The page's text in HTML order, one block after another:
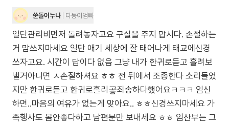
쑨돌이누나 다둥이엄빠
일단관리비먼저 돌려놓자고요 구실을 주지 맙시다. 손절하는
거 맘쓰지마세요 일단 애기 세상에 잘 태어나게 태교에신경
쓰자고요. 시간이 답이다 없음 그냥 내가 한귀로듣고 흘려보
낼거아니면 ㅅ손절하셔요 ㅎㅎ 전 뒤에서 조종한다 소리들었
지만 한귀로듣고 한귀로흘리곻죄송하다했어요ㅋㅋㅋ 임신
하면..마음의 여유가 없는게 맞아요.. ㅎㅎ신경쓰지마세요 가
족행사도 몸안좋다하고 남편분만 보내세요 ㅎㅎ 임산부는 그